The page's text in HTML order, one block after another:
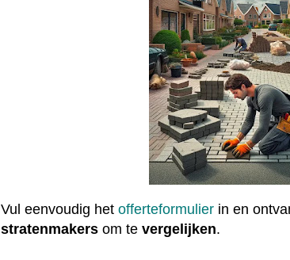
Vul eenvoudig hetofferteformulier in en
stratenmakers om tevergelijken.